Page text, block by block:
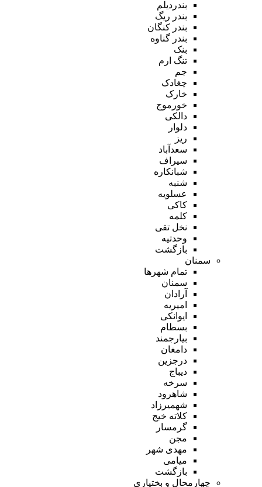
بندردیلم
بندر ریگ
بندر کنگان
بندر گناوه
بنک
تنگ ارم
جم
چغادک
خارک
خورموج
دالکی
دلوار
ریز
سعدآباد
سیراف
شبانکاره
شنبه
عسلویه
کاکی
کلمه
نخل تقی
وحدتیه
بازگشت
سمنان
تمام شهر‌ها
سمنان
آرادان
امیریه
ایوانکی
بسطام
بیارجمند
دامغان
درجزین
دیباج
سرخه
شاهرود
شهمیرزاد
کلاته خیج
گرمسار
مجن
مهدی شهر
میامی
بازگشت
چهارمحال و بختیاری